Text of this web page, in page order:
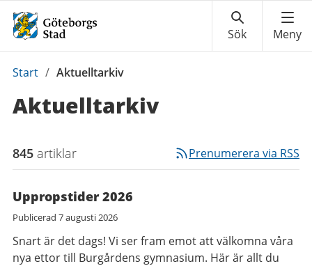
Du
här:
Start / Aktuelltarkiv
Aktuelltarkiv
845 artiklar Prenumerera via RSS
Uppropstider 2026
Publicerad 7 augusti 2026
Snart är det dags! Vi ser fram emot att välkomna våra
nya ettor till Burgårdens gymnasium. Här är allt du